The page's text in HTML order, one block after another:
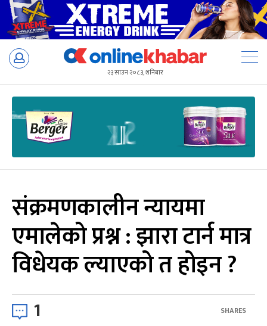
Skip
२३ साउन २०८३, शनिबार
संक्रमणकालीन न्यायमा
एमालेको प्रश्न : झारा टार्न मात्र
विधेयक ल्याएको त होइन ?
1 SHARES